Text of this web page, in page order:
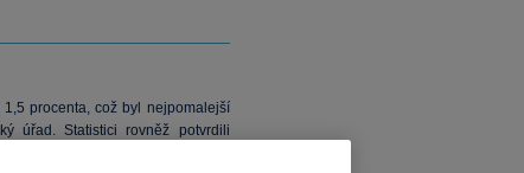
procenta, což byl nejpomalejší
úřad. Statistici rovněž potvrdili